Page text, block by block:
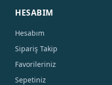
HESABIM
Hesabım
Sipariş Takip
Favorileriniz
Sepetiniz